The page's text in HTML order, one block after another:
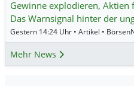
Gewinne explodieren, Aktien
Das Warnsignal hinter der
Gestern 14:24 Uhr • Artikel •
Mehr News